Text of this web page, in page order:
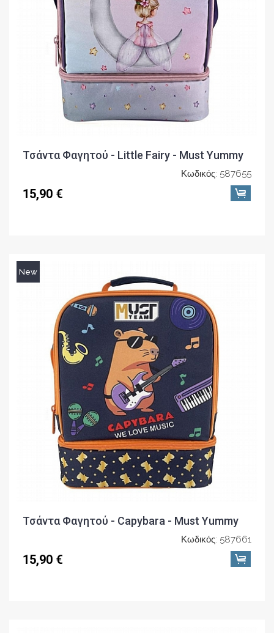
Τσάντα Φαγητού - Little Fairy - Must Yummy
Κωδικός: 587655
15,90 €
New
Τσάντα Φαγητού - Capybara - Must Yummy
Κωδικός: 587661
15,90 €